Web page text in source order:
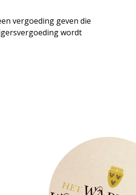
vergoeding geven die
wordt